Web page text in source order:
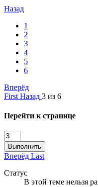
Назад
1
2
3
4
5
6
Вперёд
First Назад 3 из 6
Перейти к странице
Выполнить
Вперёд Last
Статус
В этой теме нельзя